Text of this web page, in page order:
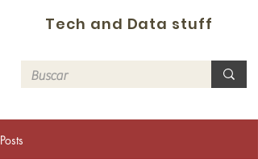
Tech and Data stuff
Posts